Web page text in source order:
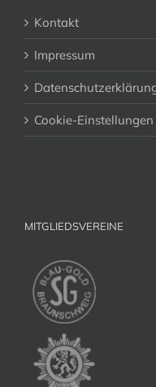
Kontakt
Impressum
Cookie-
MITGLIEDSVEREINE